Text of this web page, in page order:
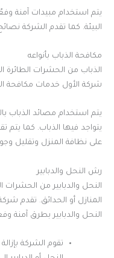
يتم استخدام مبيدات آمنة
البيئة. كما تقدم الشركة
مكافحة الذباب بأنواعه
الذباب من الحشرات الطائرة
شركة الأول خدمات مكافحة
يتم استخدام مصائد الذباب
يتواجد فيها الذباب. كما يتم
على نظافة المنزل وتقليل
رش النحل والدبابير
النحل والدبابير من
المنازل أو الحدائق. تقدم
النحل والدبابير بطرق آمنة
تقوم الشركة